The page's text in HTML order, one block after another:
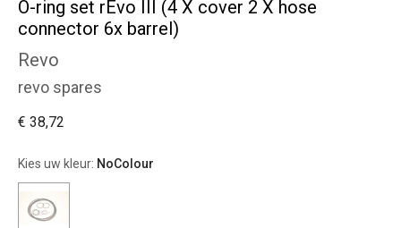
O-ring set rEvo III (4 X cover 2 X hose
connector 6x barrel)
Revo
revo spares
€ 38,72
Kies uw kleur: NoColour